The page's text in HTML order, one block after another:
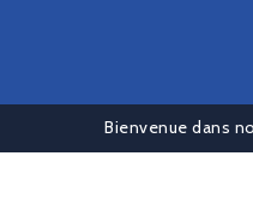
Bienvenue dans